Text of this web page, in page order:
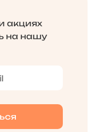
акциях
на нашу